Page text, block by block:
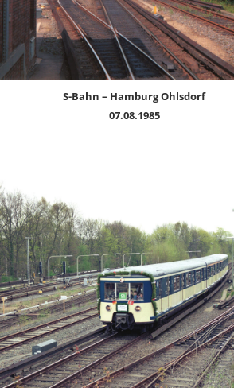
S-Bahn – Hamburg Ohlsdorf
07.08.1985